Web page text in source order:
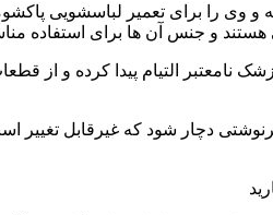
و وی را برای تعمیر لباسشویی
هستند و جنس آن ها برای استفاده
التیام پیدا کرده و از
دچار شود که غیرقابل تغییر